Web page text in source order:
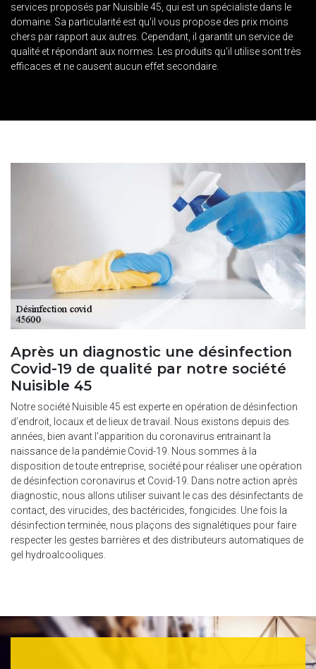
services proposés par Nuisible 45, qui est un spécialiste dans le
domaine. Sa particularité est qu'il vous propose des prix moins
chers par rapport aux autres. Cependant, il garantit un service de
qualité et répondant aux normes. Les produits qu'il utilise sont très
efficaces et ne causent aucun effet secondaire.
Après un diagnostic une désinfection
Covid-19 de qualité par notre société
Nuisible 45
Notre société Nuisible 45 est experte en opération de désinfection
d’endroit, locaux et de lieux de travail. Nous existons depuis des
années, bien avant l’apparition du coronavirus entrainant la
naissance de la pandémie Covid-19. Nous sommes à la
disposition de toute entreprise, société pour réaliser une opération
de désinfection coronavirus et Covid-19. Dans notre action après
diagnostic, nous allons utiliser suivant le cas des désinfectants de
contact, des virucides, des bactéricides, fongicides. Une fois la
désinfection terminée, nous plaçons des signalétiques pour faire
respecter les gestes barrières et des distributeurs automatiques de
gel hydroalcooliques.